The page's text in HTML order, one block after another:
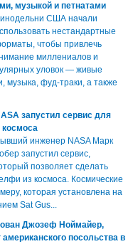
музыкой и петнатами
США начали
нестандартные
чтобы привлечь
миллениалов и
уловок — живые
музыка, фуд-траки, а также
запустил сервис для
инженер NASA Марк
запустил сервис,
позволяет сделать
из космоса. Космические
которая установлена на
Sat Gus...
Джозеф Ноймайер,
посольства в